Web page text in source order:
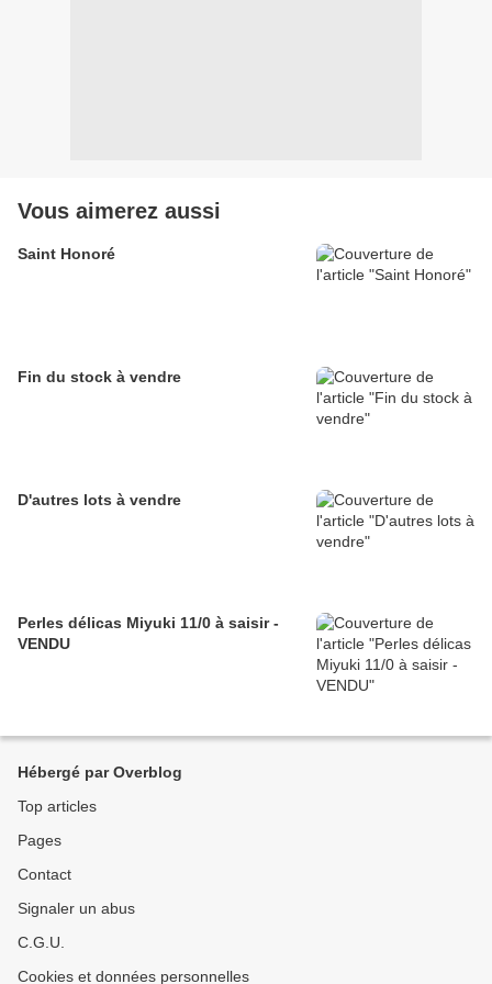
Vous aimerez aussi
Saint Honoré
Fin du stock à vendre
D'autres lots à vendre
Perles délicas Miyuki 11/0 à saisir -
VENDU
Hébergé par Overblog
Top articles
Pages
Contact
Signaler un abus
C.G.U.
Cookies et données personnelles